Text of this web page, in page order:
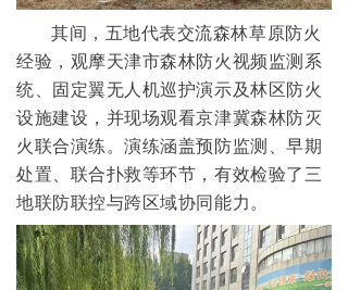
测绘吊舱
环保监测专用吊舱
넸抛投发射吊舱
넸声光吊舱
넸通信视频中继吊舱
图传
其间，五地代表交流森林草原防火
经验，观摩天津市森林防火视频监测系
统、固定翼无人机巡护演示及林区防火
设施建设，并现场观看京津冀森林防灭
火联合演练。演练涵盖预防监测、早期
处置、联合扑救等环节，有效检验了三
地联防联控与跨区域协同能力。